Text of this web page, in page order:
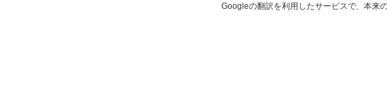
Googleの翻訳を利用したサービスで、本来